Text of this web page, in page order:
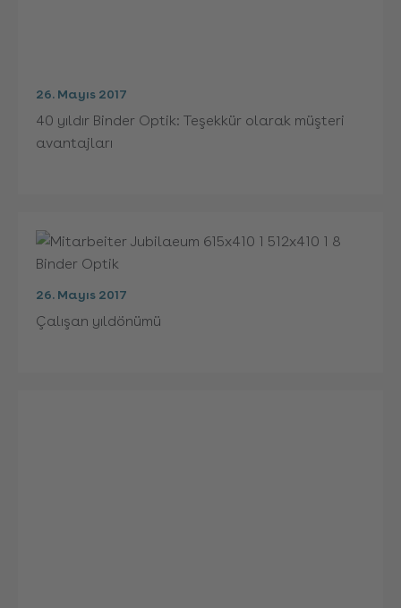
26. Mayıs 2017
40 yıldır Binder Optik: Teşekkür olarak müşteri
avantajları
26. Mayıs 2017
Çalışan yıldönümü